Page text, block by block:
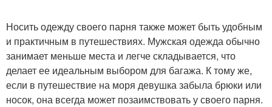
Носить одежду своего парня также может быть удобным
и практичным в путешествиях. Мужская одежда обычно
занимает меньше места и легче складывается, что
делает ее идеальным выбором для багажа. К тому же,
если в путешествие на моря девушка забыла брюки или
носок, она всегда может позаимствовать у своего парня.